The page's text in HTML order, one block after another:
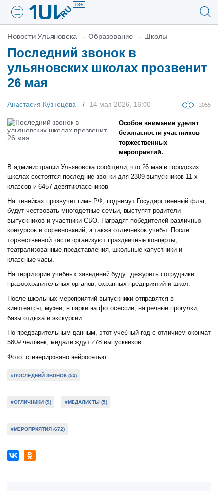
18+
Новости Ульяновска → Образование → Школы
Последний звонок в
ульяновских школах прозвенит
26 мая
Анастасия Кузнецова 14 мая 2026, 16:00 2055
Особое внимание уделят
безопасности участников
торжественных
мероприятий.
В администрации Ульяновска сообщили, что 26 мая в городских
школах состоятся последние звонки для 2309 выпускников 11-х
классов и 6457 девятиклассников.
На линейках прозвучит гимн РФ, поднимут Государственный флаг,
будут чествовать многодетные семьи, выступят родители
выпускников и участники СВО. Наградят победителей различных
конкурсов и соревнований, а также отличников учебы. После
торжественной части организуют праздничные концерты,
театрализованные представления, школьные капустники и
классные часы.
На территории учебных заведений будут дежурить сотрудники
правоохранительных органов, охранных предприятий и школ.
После школьных мероприятий выпускники отправятся в
кинотеатры, музеи, в парки на фотосессии, на речные прогулки,
базы отдыха и экскурсии.
По предварительным данным, этот учебный год с отличием окончат
5809 человек, медали ждут 278 выпускников.
Фото: сгенерировано нейросетью
#ПОСЛЕДНИЙ ЗВОНОК (54)
#ОТЛИЧНИКИ (9) #МЕДАЛИСТЫ (5)
#МЕРОПРИЯТИЯ (672)